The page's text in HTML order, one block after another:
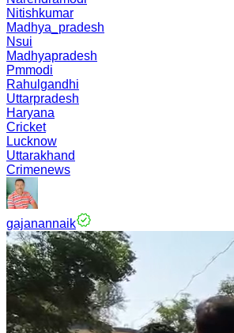
Nitishkumar
Madhya_pradesh
Nsui
Madhyapradesh
Pmmodi
Rahulgandhi
Uttarpradesh
Haryana
Cricket
Lucknow
Uttarakhand
Crimenews
gajanannaik